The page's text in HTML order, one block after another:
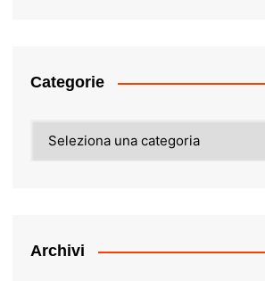
Categorie
Archivi